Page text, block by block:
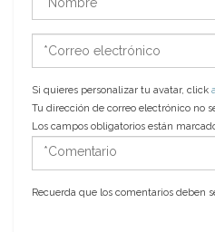
electrónico
Si quieres personalizar tu avatar, click
Tu dirección de correo electrónico no
Los campos obligatorios están
*Comentario
Recuerda que los comentarios deben